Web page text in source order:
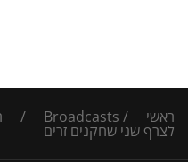
ראשי /
Broadcasts
/
לצרף שני שחקנים זרים